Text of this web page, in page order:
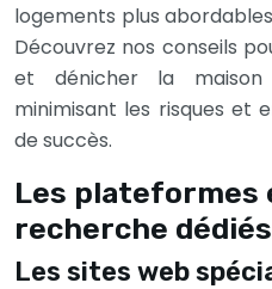
logements plus
Découvrez nos conseils
et dénicher la
minimisant les risques et
de succès.
Les plateformes
recherche
Les sites web